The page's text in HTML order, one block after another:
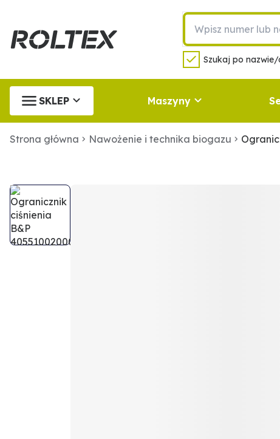
Szukaj po nazwie/
SKLEP Maszyny
Strona główna Nawożenie i technika biogazu